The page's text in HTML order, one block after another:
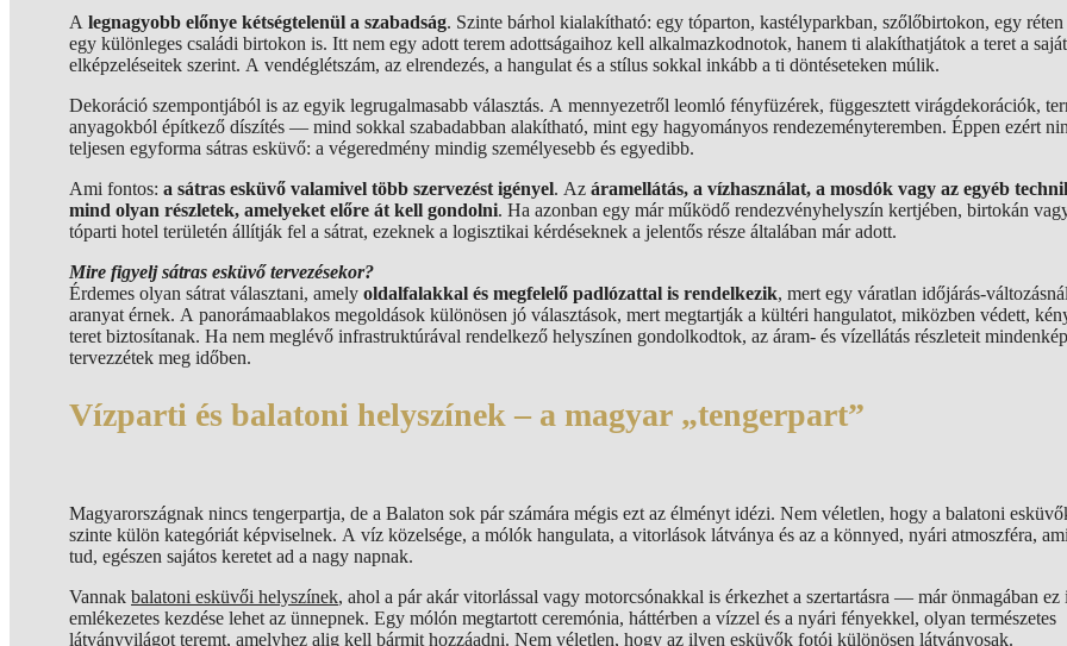
A legnagyobb előnye kétségtelenül a szabadság. Szinte bárhol kialakítható: egy tóparton, kastélyparkban, szőlőbirtokon, egy
egy különleges családi birtokon is. Itt nem egy adott terem adottságaihoz kell alkalmazkodnotok, hanem ti alakíthatjátok a teret a saját
elképzeléseitek szerint. A vendéglétszám, az elrendezés, a hangulat és a stílus sokkal inkább a ti döntéseteken múlik.
Dekoráció szempontjából is az egyik legrugalmasabb választás. A mennyezetről leomló fényfüzérek, függesztett virágdekorációk,
anyagokból építkező díszítés — mind sokkal szabadabban alakítható, mint egy hagyományos rendezeményteremben. Éppen ezért
teljesen egyforma sátras esküvő: a végeredmény mindig személyesebb és egyedibb.
Ami fontos: a sátras esküvő valamivel több szervezést igényel. Az áramellátás, a vízhasználat, a mosdók vagy az egyéb
mind olyan részletek, amelyeket előre át kell gondolni. Ha azonban egy már működő rendezvényhelyszín kertjében, birtokán
tóparti hotel területén állítják fel a sátrat, ezeknek a logisztikai kérdéseknek a jelentős része általában már adott.
Mire figyelj sátras esküvő tervezésekor?
Érdemes olyan sátrat választani, amely oldalfalakkal és megfelelő padlózattal is rendelkezik, mert egy váratlan időjárás-
aranyat érnek. A panorámaablakos megoldások különösen jó választások, mert megtartják a kültéri hangulatot, miközben védett,
teret biztosítanak. Ha nem meglévő infrastruktúrával rendelkező helyszínen gondolkodtok, az áram- és vízellátás részleteit
tervezzétek meg időben.
Vízparti és balatoni helyszínek – a magyar „tengerpart”
Magyarországnak nincs tengerpartja, de a Balaton sok pár számára mégis ezt az élményt idézi. Nem véletlen, hogy a balatoni
szinte külön kategóriát képviselnek. A víz közelsége, a mólók hangulata, a vitorlások látványa és az a könnyed, nyári atmoszféra,
tud, egészen sajátos keretet ad a nagy napnak.
Vannak balatoni esküvői helyszínek, ahol a pár akár vitorlással vagy motorcsónakkal is érkezhet a szertartásra — már önmagában ez
emlékezetes kezdése lehet az ünnepnek. Egy mólón megtartott ceremónia, háttérben a vízzel és a nyári fényekkel, olyan természetes
látványvilágot teremt, amelyhez alig kell bármit hozzáadni. Nem véletlen, hogy az ilyen esküvők fotói különösen látványosak.